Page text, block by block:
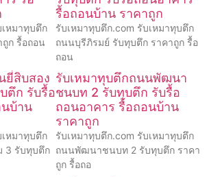
หมาทุบตึก
ก รื้อถอน
รื้อถอนบ้าน ราคาถูก
รับเหมาทุบตึก.com รับเหมาทุบตึก
ถนนบุรีภิรมย์ รับทุบตึก ราคาถูก รื้อ
ถอน
ยี่สิบสอง
ตึก รับรื้อ
บ้าน
หมาทุบตึก
3 รับทุบตึก
รับเหมาทุบตึกถนนพัฒนา
ชนบท 2 รับทุบตึก รับรื้อ
ถอนอาคาร รื้อถอนบ้าน
ราคาถูก
รับเหมาทุบตึก.com รับเหมาทุบตึก
ถนนพัฒนาชนบท 2 รับทุบตึก ราคา
ถูก รื้อถอ